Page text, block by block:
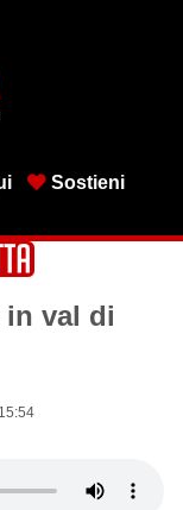
Sostieni
in val di